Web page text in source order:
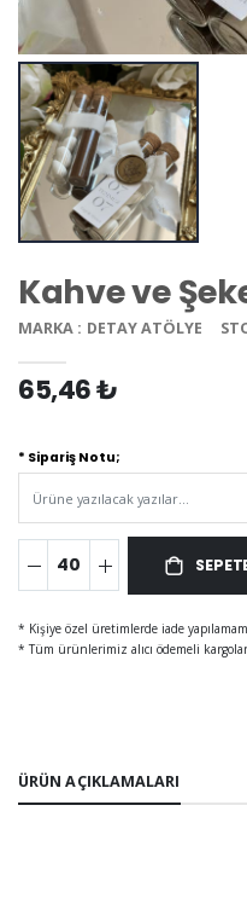
Kahve ve
MARKA : DETAY ATÖLYE
65,46 ₺
* Sipariş Notu;
* Kişiye özel üretimlerde iade
* Tüm ürünlerimiz alıcı ödemeli
ÜRÜN AÇIKLAMALARI